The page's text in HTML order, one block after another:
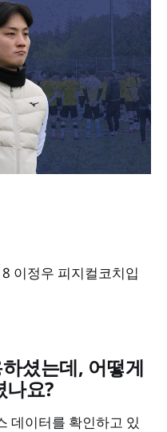
이정우 피지컬코치입
셨는데, 어떻게
나요?
데이터를 확인하고 있